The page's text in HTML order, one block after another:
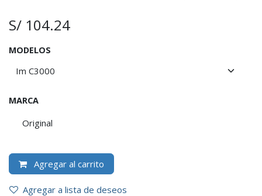
S/ 104.24
MODELOS
MARCA
Original
Agregar al carrito
Agregar a lista de deseos